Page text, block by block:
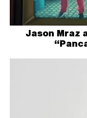
Jason Mraz